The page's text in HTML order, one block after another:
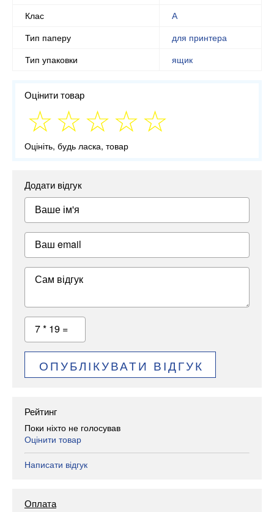
Клас
А
Тип паперу
для принтера
Тип упаковки
ящик
Оцінити товар
Оцініть, будь ласка, товар
Додати відгук
Ваше ім'я
Ваш email
Сам відгук
7 * 19 =
ОПУБЛІКУВАТИ ВІДГУК
Рейтинг
Поки ніхто не голосував
Оцінити товар
Написати відгук
Оплата